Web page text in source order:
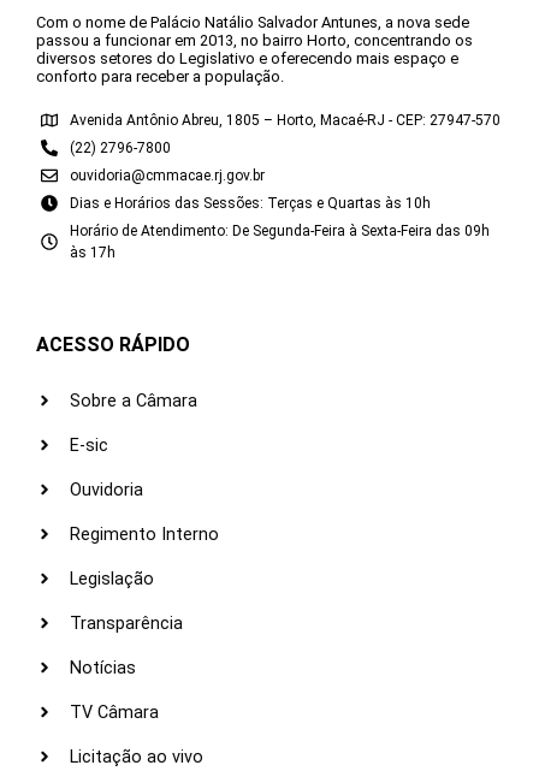
Com o nome de Palácio Natálio Salvador Antunes, a nova sede
passou a funcionar em 2013, no bairro Horto, concentrando os
diversos setores do Legislativo e oferecendo mais espaço e
conforto para receber a população.
Avenida Antônio Abreu, 1805 – Horto, Macaé-RJ - CEP: 27947-570
(22) 2796-7800
ouvidoria@cmmacae.rj.gov.br
Dias e Horários das Sessões: Terças e Quartas às 10h
Horário de Atendimento: De Segunda-Feira à Sexta-Feira das 09h
às 17h
ACESSO RÁPIDO
Sobre a Câmara
E-sic
Ouvidoria
Regimento Interno
Legislação
Transparência
Notícias
TV Câmara
Licitação ao vivo